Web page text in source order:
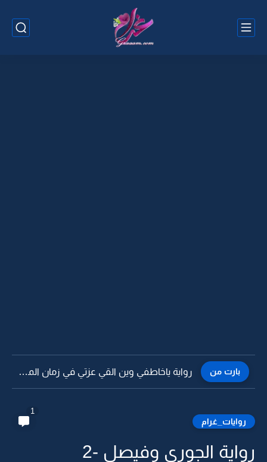
بارت من رواية ياخاطفي وين القي عزتي في زمان المذلة -68
روايات_غرام
1
رواية الجوري وفيصل -2